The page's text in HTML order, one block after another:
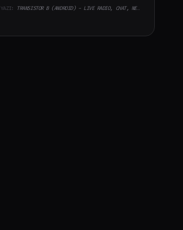
YAZI: TRANSISTOR B (ANDROID) - LIVE RADIO, CHAT, NEWS, PHP BACKEND